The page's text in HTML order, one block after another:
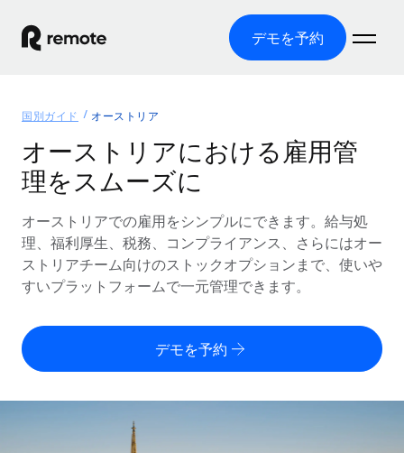
デモを予約
グローバル雇用
グローバル給与処理
コンプライアンス対応の給与処理を手軽に
Employer of Record（EOR）
グローバル展開をコストをかけずに実現
Contractor of Record
世界中の契約社員と法令を遵守して契約
ソリューション
各国の制度に対応
国別ガイド
/国別のグローバル雇用支援を検索する
Remoteを他社と比較
リソース
ツールと計算ツール
従業員コスト計算ツール
契約社員の報酬計算ツール
グローバルな契約社員向けに、通貨オプションと支払スピー
価格
English
国別ガイド オーストリア
オーストリアにおける雇用管
理をスムーズに
オーストリアでの雇用をシンプルにできます。給与処
理、福利厚生、税務、コンプライアンス、さらにはオー
ストリアチーム向けのストックオプションまで、使いや
すいプラットフォームで一元管理できます。
デモを予約